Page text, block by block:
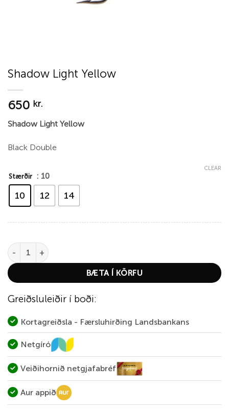
Shadow Light Yellow
650 kr.
Shadow Light Yellow
Black Double
Stærðir : 10
10 12 14
CLEAR
Shadow Light Yellow quantity
BÆTA Í KÖRFU
Greiðsluleiðir í boði:
Kortagreiðsla - Færsluhirðing Landsbankans
Netgíró
Veiðihornið netgjafabréf
Aur appið